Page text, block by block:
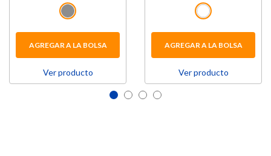
AGREGAR A LA BOLSA
Ver producto
AGREGAR A LA BOLSA
Ver producto